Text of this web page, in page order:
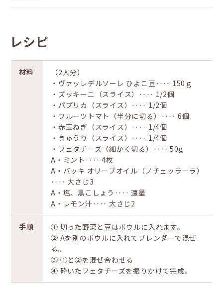
レシピ
材料
（2人分）
・ヴァッレデルソーレ ひよこ豆‥‥ 150ｇ
・ズッキーニ（スライス）‥‥ 1/2個
・パプリカ（スライス）‥‥ 1/2個
・フルーツトマト（半分に切る）‥‥ 6個
・赤玉ねぎ（スライス）‥‥ 1/4個
・きゅうり（スライス）‥‥ 1/4個
・フェタチーズ（細かく切る）‥‥ 50g
A・ミント‥‥ 4枚
A・バッキ オリーブオイル（ノチェッラーラ）
‥‥ 大さじ3
A・塩、黒こしょう‥‥ 適量
A・レモン汁‥‥ 大さじ2
手順
① 切った野菜と豆はボウルに入れます。
② Aを別のボウルに入れてブレンダーで混ぜ
る。
③ ①と②を混ぜ合わせる
④ 砕いたフェタチーズを振りかけて完成。